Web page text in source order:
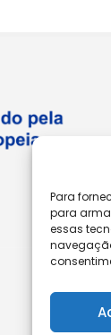
Para
para
essas